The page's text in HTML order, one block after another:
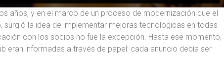
años, y en el marco de un proceso de modernización que el
surgió la idea de implementar mejoras tecnológicas en todas
con los socios no fue la excepción. Hasta ese momento,
eran informadas a través de papel: cada anuncio debía ser